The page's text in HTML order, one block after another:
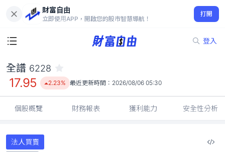
財富自由
立即使用APP，開啟您的股市智慧導航！
打開
登入
17.95
2.23%
全譜 6228
17.95 2.23% 最近更新時間： 2026/08/06 05:30
個股概覽 財務報表 獲利能力 安全性分析
法人買賣